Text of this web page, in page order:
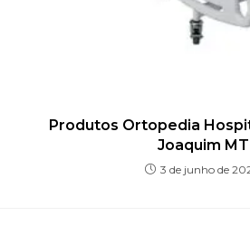
Produtos Ortopedia
Joaquim MT
3 de junho de